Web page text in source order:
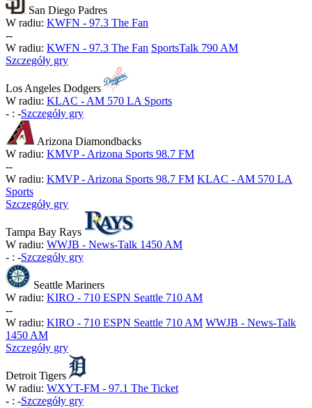
San Diego Padres
W radiu: KWFN - 97.3 The Fan
--
W radiu: KWFN - 97.3 The Fan SportsTalk 790 AM
Szczegóły gry
Los Angeles Dodgers
W radiu: KLAC - AM 570 LA Sports
- : -Szczegóły gry
Arizona Diamondbacks
W radiu: KMVP - Arizona Sports 98.7 FM
--
W radiu: KMVP - Arizona Sports 98.7 FM KLAC - AM 570 LA
Sports
Szczegóły gry
Tampa Bay Rays
W radiu: WWJB - News-Talk 1450 AM
- : -Szczegóły gry
Seattle Mariners
W radiu: KIRO - 710 ESPN Seattle 710 AM
--
W radiu: KIRO - 710 ESPN Seattle 710 AM WWJB - News-Talk
1450 AM
Szczegóły gry
Detroit Tigers
W radiu: WXYT-FM - 97.1 The Ticket
- : -Szczegóły gry